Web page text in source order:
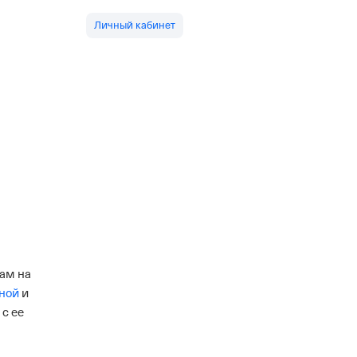
Личный кабинет
на
и
ее